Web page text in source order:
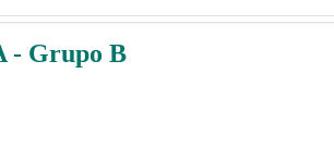
- Grupo B